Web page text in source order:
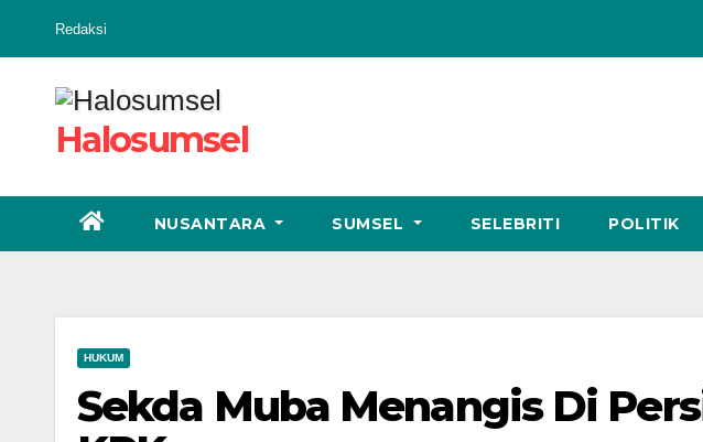
Redaksi
Halosumsel
NUSANTARA SUMSEL SELEBRITI POLITIK
HUKUM
Sekda Muba Menangis Di